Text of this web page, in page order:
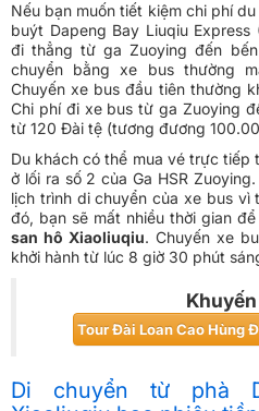
Nếu bạn muốn tiết kiệm chi phí
buýt Dapeng Bay Liuqiu
đi thẳng từ ga Zuoying đến
chuyển bằng xe bus thường
Chuyến xe bus đầu tiên thường
Chi phí đi xe bus từ ga Zuoying
từ 120 Đài tệ (tương đương
Du khách có thể mua vé trực tiếp
ở lối ra số 2 của Ga HSR
lịch trình di chuyển của xe bus
đó, bạn sẽ mất nhiều thời gian
san hô Xiaoliuqiu. Chuyến xe
khởi hành từ lúc 8 giờ 30 phút
Tour Đài Loan Cao Hùng
Di chuyển từ phà